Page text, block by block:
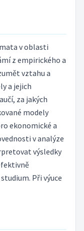
v oblasti
z empirického a
vztahu a
a jejich
za jakých
modely
ekonomické a
v analýze
výsledky
Při výuce